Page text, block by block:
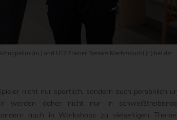
(m.) und U12-Trainer Bassam Machmouchi (r.) bei der
nicht nur sportlich, sondern auch persönlich
werden daher nicht nur in
auch in Workshops zu vielseitigen